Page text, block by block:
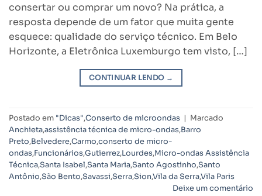
consertar ou comprar um novo? Na prática, a
resposta depende de um fator que muita gente
esquece: qualidade do serviço técnico. Em Belo
Horizonte, a Eletrônica Luxemburgo tem visto, […]
CONTINUAR LENDO →
Postado em "Dicas",Conserto de microondas | Marcado
Anchieta,assistência técnica de micro-ondas,Barro
Preto,Belvedere,Carmo,conserto de micro-
ondas,Funcionários,Gutierrez,Lourdes,Micro-ondas Assistência
Técnica,Santa Isabel,Santa Maria,Santo Agostinho,Santo
Antônio,São Bento,Savassi,Serra,Sion,Vila da Serra,Vila Paris
Deixe um comentário